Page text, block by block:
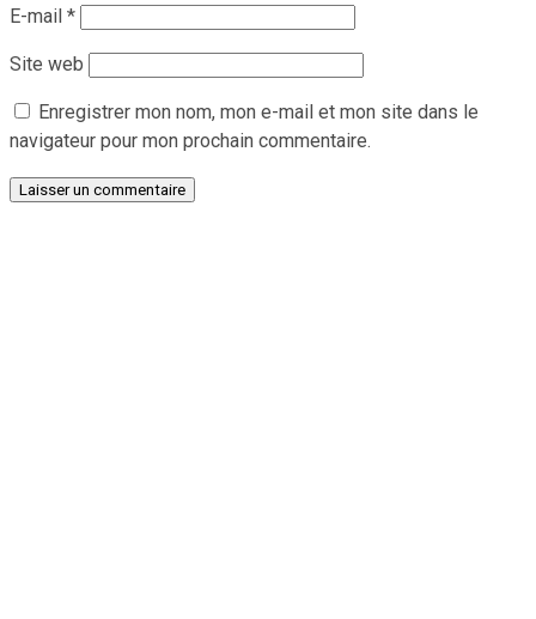
E-mail *
Site web
Enregistrer mon nom, mon e-mail et mon site dans le
navigateur pour mon prochain commentaire.